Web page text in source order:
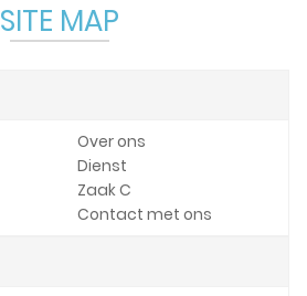
SITE MAP
Over ons
Dienst
Zaak C
Contact met ons